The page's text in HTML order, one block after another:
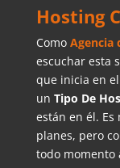
Hosting
Como Agencia
escuchar esta
que inicia en
un Tipo De
están en él. Es
planes, pero
todo momento